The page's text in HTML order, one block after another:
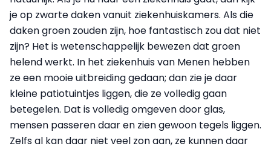
je op zwarte daken vanuit ziekenhuiskamers. Als die
daken groen zouden zijn, hoe fantastisch zou dat niet
zijn? Het is wetenschappelijk bewezen dat groen
helend werkt. In het ziekenhuis van Menen hebben
ze een mooie uitbreiding gedaan; dan zie je daar
kleine patiotuintjes liggen, die ze volledig gaan
betegelen. Dat is volledig omgeven door glas,
mensen passeren daar en zien gewoon tegels liggen.
Zelfs al kan daar niet veel zon aan, ze kunnen daar